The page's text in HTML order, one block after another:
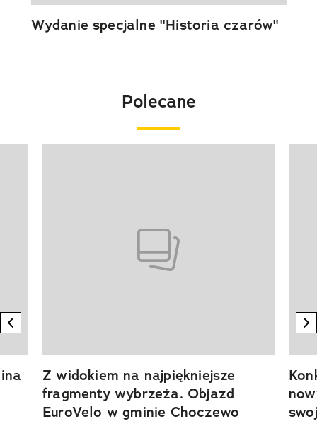
Wydanie specjalne "Historia czarów"
Polecane
previous element
Z widokiem na najpiękniejsze
fragmenty wybrzeża. Objazd
EuroVelo w gminie Choczewo